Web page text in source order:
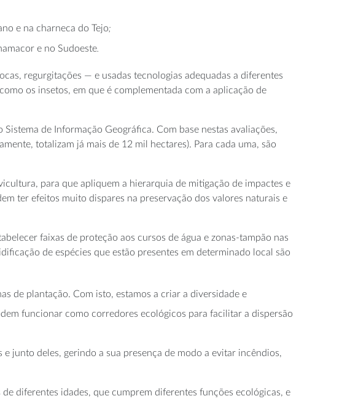
e na charneca do Tejo;
e no Sudoeste
regurgitações — e usadas tecnologias adequadas a diferentes
os insetos, em que é complementada com a aplicação de
de Informação Geográfica. Com base nestas avaliações,
totalizam já mais de 12 mil hectares). Para cada uma, são
para que apliquem a hierarquia de mitigação de impactes e
ter efeitos muito dispares na preservação dos valores naturais e
faixas de proteção aos cursos de água e zonas-tampão nas
de espécies que estão presentes em determinado local são
de plantação. Com isto, estamos a criar a diversidade e
funcionar como corredores ecológicos para facilitar a dispersão
junto deles, gerindo a sua presença de modo a evitar incêndios,
diferentes idades, que cumprem diferentes funções ecológicas, e